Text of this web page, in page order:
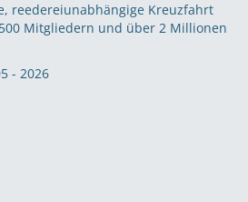
reedereiunabhängige Kreuzfahrt
Mitgliedern und über 2 Millionen
- 2026